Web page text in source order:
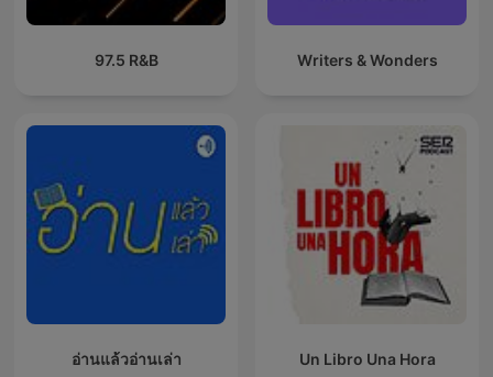
97.5 R&B Writers & Wonders
อ่านแล้วอ่านเล่า Un Libro Una Hora